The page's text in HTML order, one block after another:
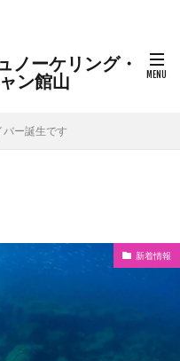
ーケリング・
ン館山
ー誕生です
新着情報